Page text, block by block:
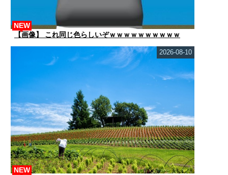
【画像】 これ同じ色らしいぞｗｗｗｗｗｗｗｗｗｗ
NEW
NEW
2026-08-10